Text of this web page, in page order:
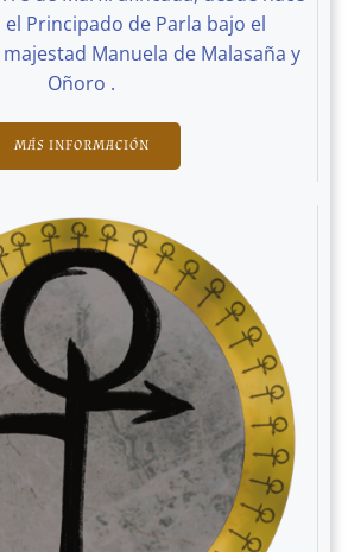
el Principado de Parla bajo el
Manuela de Malasaña y
Oñoro .
MÁS INFORMACIÓN